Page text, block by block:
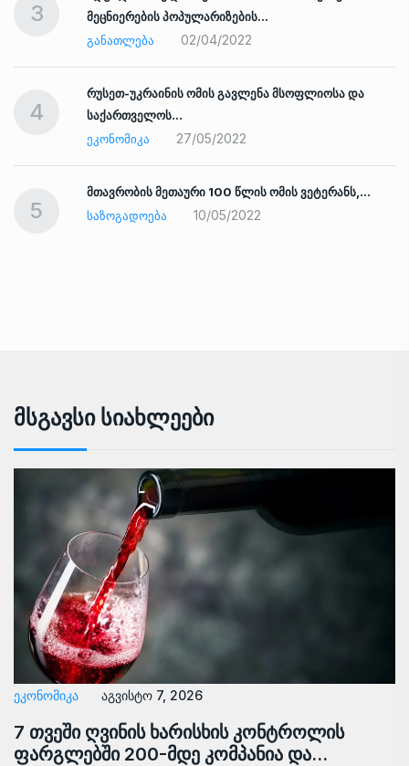
3
მეცნიერების პოპულარიზების…
ᲒᲐᲜᲐᲗᲚᲔᲑᲐ
02/04/2022
4
რუსეთ-უკრაინის ომის გავლენა მსოფლიოსა და
საქართველოს…
ᲔᲙᲝᲜᲝᲛᲘᲙᲐ
27/05/2022
5
მთავრობის მეთაური 100 წლის ომის ვეტერანს,…
ᲡᲐᲖᲝᲒᲐᲓᲝᲔᲑᲐ
10/05/2022
Მსგავსი Სიახლეები
ᲔᲙᲝᲜᲝᲛᲘᲙᲐ აგვისტო 7, 2026
7 თვეში ღვინის ხარისხის კონტროლის
ფარგლებში 200-მდე კომპანია და…